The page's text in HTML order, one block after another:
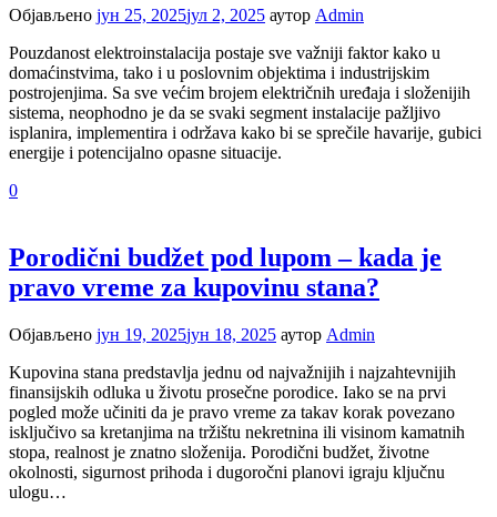
Објављено јун 25, 2025јул 2, 2025 аутор Admin
Pouzdanost elektroinstalacija postaje sve važniji faktor kako u
domaćinstvima, tako i u poslovnim objektima i industrijskim
postrojenjima. Sa sve većim brojem električnih uređaja i složenijih
sistema, neophodno je da se svaki segment instalacije pažljivo
isplanira, implementira i održava kako bi se sprečile havarije, gubici
energije i potencijalno opasne situacije.
0
Porodični budžet pod lupom – kada je
pravo vreme za kupovinu stana?
Објављено јун 19, 2025јун 18, 2025 аутор Admin
Kupovina stana predstavlja jednu od najvažnijih i najzahtevnijih
finansijskih odluka u životu prosečne porodice. Iako se na prvi
pogled može učiniti da je pravo vreme za takav korak povezano
isključivo sa kretanjima na tržištu nekretnina ili visinom kamatnih
stopa, realnost je znatno složenija. Porodični budžet, životne
okolnosti, sigurnost prihoda i dugoročni planovi igraju ključnu
ulogu…